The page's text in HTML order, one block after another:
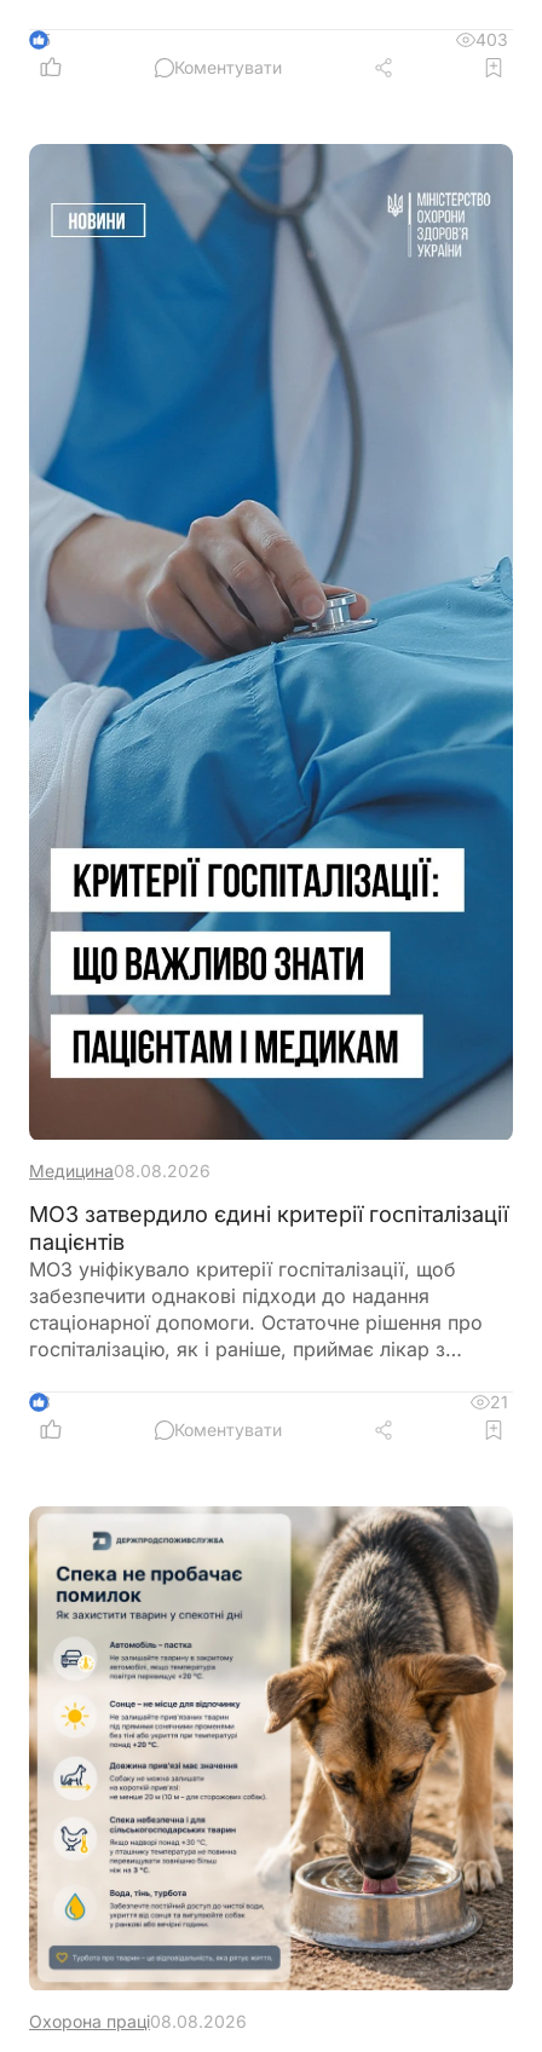
5
403
Коментувати
Медицина08.08.2026
МОЗ затвердило єдині критерії госпіталізації
пацієнтів
МОЗ уніфікувало критерії госпіталізації, щоб
забезпечити однакові підходи до надання
стаціонарної допомоги. Остаточне рішення про
госпіталізацію, як і раніше, приймає лікар з
3
21
Коментувати
Охорона праці08.08.2026